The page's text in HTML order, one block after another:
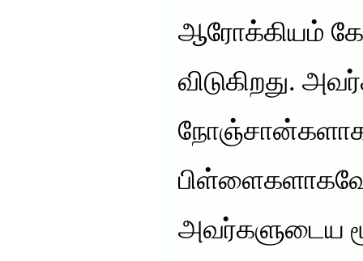
ஆரோக்கியம்
விடுகிறது.
அவர்களுடைய